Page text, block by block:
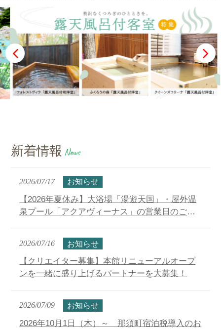
新着情報 News
2026/07/17 お知らせ
【2026年夏休み】大浴場「湯遊天国」・屋外温
泉プール「アクアヴィーナス」の営業日のご案
2026/07/16 お知らせ
【クリエイター募集】本館リニューアルオープ
ンを一緒に盛り上げるパートナーを大募集！
2026/07/09 お知らせ
2026年10月1日（木）～ 那須町宿泊税導入のお